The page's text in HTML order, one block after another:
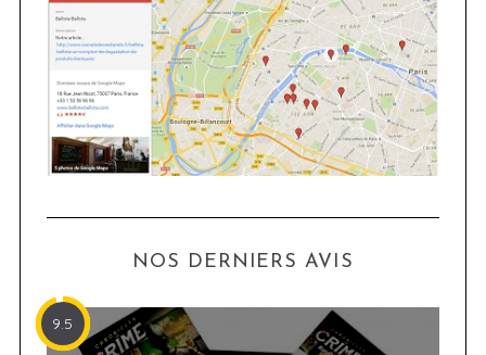
NOS DERNIERS AVIS
9.5